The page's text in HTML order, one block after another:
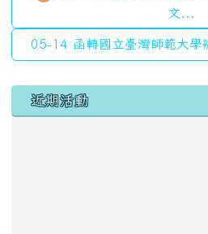
文...
05-14 函轉國立臺灣師範大學
左邊區域內容
近期活動